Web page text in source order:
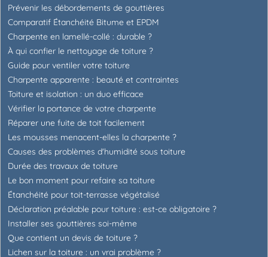
Prévenir les débordements de gouttières
Comparatif Étanchéité Bitume et EPDM
Charpente en lamellé-collé : durable ?
À qui confier le nettoyage de toiture ?
Guide pour ventiler votre toiture
Charpente apparente : beauté et contraintes
Toiture et isolation : un duo efficace
Vérifier la portance de votre charpente
Réparer une fuite de toit facilement
Les mousses menacent-elles la charpente ?
Causes des problèmes d'humidité sous toiture
Durée des travaux de toiture
Le bon moment pour refaire sa toiture
Étanchéité pour toit-terrasse végétalisé
Déclaration préalable pour toiture : est-ce obligatoire ?
Installer ses gouttières soi-même
Que contient un devis de toiture ?
Lichen sur la toiture : un vrai problème ?